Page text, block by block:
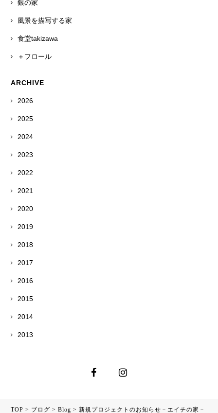
銀の家
風景を描写する家
食堂takizawa
＋フロール
ARCHIVE
2026
2025
2024
2023
2022
2021
2020
2019
2018
2017
2016
2015
2014
2013
TOP > ブログ >Blog >新規プロジェクトのお知らせ－エイチの家－